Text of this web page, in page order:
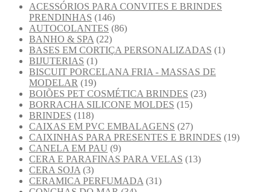
ACESSÓRIOS PARA CONVITES E BRINDES
PRENDINHAS (146)
AUTOCOLANTES (86)
BANHO & SPA (22)
BASES EM CORTIÇA PERSONALIZADAS (1)
BIJUTERIAS (1)
BISCUIT PORCELANA FRIA - MASSAS DE
MODELAR (19)
BOIÕES PET COSMÉTICA BRINDES (23)
BORRACHA SILICONE MOLDES (15)
BRINDES (118)
CAIXAS EM PVC EMBALAGENS (27)
CAIXINHAS PARA PRESENTES E BRINDES (19)
CANELA EM PAU (9)
CERA E PARAFINAS PARA VELAS (13)
CERA SOJA (3)
CERAMICA PERFUMADA (31)